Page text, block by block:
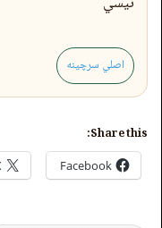
اصلي سرچینه
Share this:
Facebook